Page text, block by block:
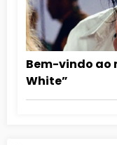
Bem-vindo ao
White”